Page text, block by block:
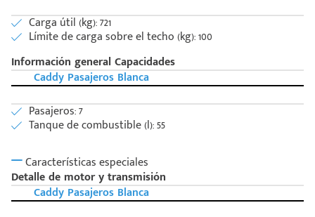
Carga útil (kg): 721
Límite de carga sobre el techo (kg): 100
Información general Capacidades
Caddy Pasajeros Blanca
Pasajeros: 7
Tanque de combustible (l): 55
Características especiales
Detalle de motor y transmisión
Caddy Pasajeros Blanca